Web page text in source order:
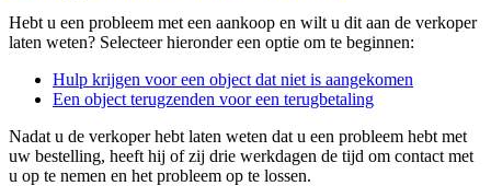
Hebt u een probleem met een aankoop en wilt u dit aan de verkoper
laten weten? Selecteer hieronder een optie om te beginnen:
Hulp krijgen voor een object dat niet is aangekomen
Een object terugzenden voor een terugbetaling
Nadat u de verkoper hebt laten weten dat u een probleem hebt met
uw bestelling, heeft hij of zij drie werkdagen de tijd om contact met
u op te nemen en het probleem op te lossen.